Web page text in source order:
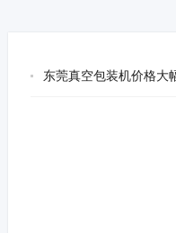
东莞真空包装机价格大